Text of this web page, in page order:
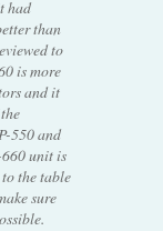
had
than
to
is more
and it
550 and
unit is
the table
sure